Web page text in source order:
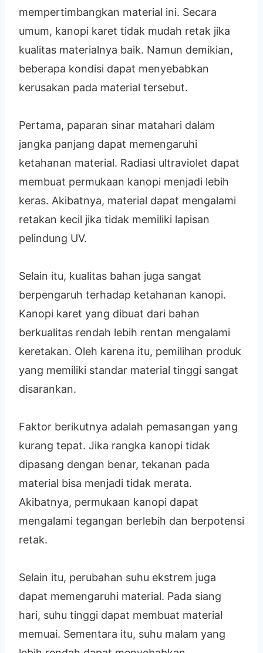
mempertimbangkan material ini. Secara
umum, kanopi karet tidak mudah retak jika
kualitas materialnya baik. Namun demikian,
beberapa kondisi dapat menyebabkan
kerusakan pada material tersebut.
Pertama, paparan sinar matahari dalam
jangka panjang dapat memengaruhi
ketahanan material. Radiasi ultraviolet dapat
membuat permukaan kanopi menjadi lebih
keras. Akibatnya, material dapat mengalami
retakan kecil jika tidak memiliki lapisan
pelindung UV.
Selain itu, kualitas bahan juga sangat
berpengaruh terhadap ketahanan kanopi.
Kanopi karet yang dibuat dari bahan
berkualitas rendah lebih rentan mengalami
keretakan. Oleh karena itu, pemilihan produk
yang memiliki standar material tinggi sangat
disarankan.
Faktor berikutnya adalah pemasangan yang
kurang tepat. Jika rangka kanopi tidak
dipasang dengan benar, tekanan pada
material bisa menjadi tidak merata.
Akibatnya, permukaan kanopi dapat
mengalami tegangan berlebih dan berpotensi
retak.
Selain itu, perubahan suhu ekstrem juga
dapat memengaruhi material. Pada siang
hari, suhu tinggi dapat membuat material
memuai. Sementara itu, suhu malam yang